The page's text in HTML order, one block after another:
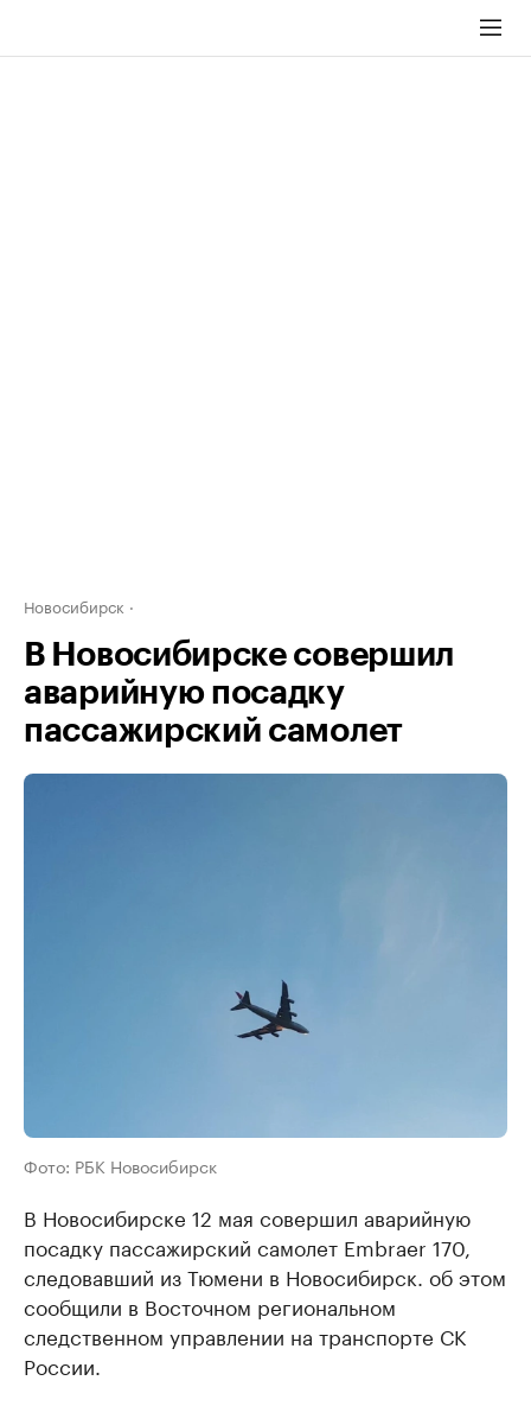
Новосибирск
В Новосибирске совершил
аварийную посадку
пассажирский самолет
Фото: РБК Новосибирск
В Новосибирске 12 мая совершил аварийную
посадку пассажирский самолет Embraer 170,
следовавший из Тюмени в Новосибирск. об этом
сообщили в Восточном региональном
следственном управлении на транспорте СК
России.